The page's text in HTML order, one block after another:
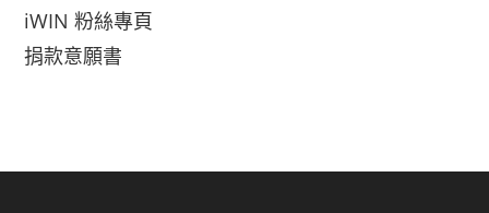
iWIN 粉絲專頁
捐款意願書